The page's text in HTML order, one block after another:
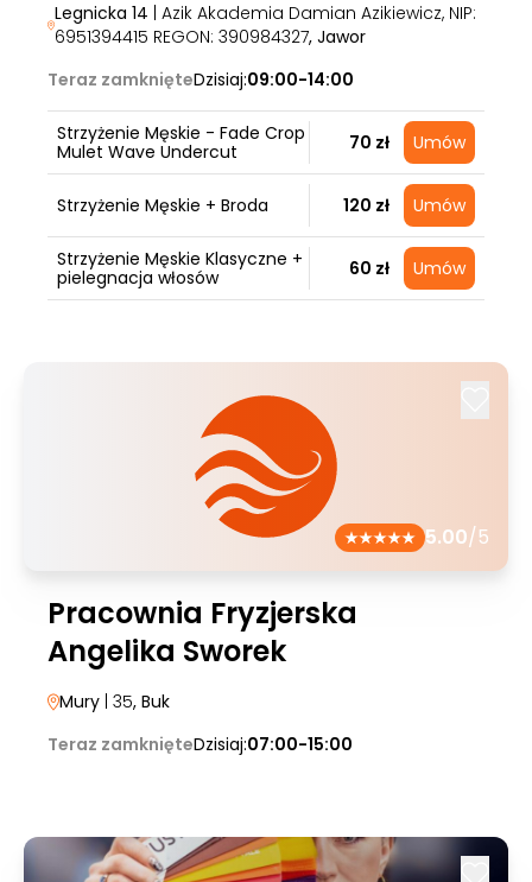
Legnicka 14 | Azik Akademia Damian Azikiewicz, NIP:
6951394415 REGON: 390984327, Jawor
Teraz zamknięteDzisiaj:09:00-14:00
Strzyżenie Męskie - Fade Crop
Mulet Wave Undercut
70 zł Umów
Strzyżenie Męskie + Broda 120 zł Umów
Strzyżenie Męskie Klasyczne +
pielegnacja włosów
60 zł Umów
5.00/5
Pracownia Fryzjerska
Angelika Sworek
Mury | 35, Buk
Teraz zamknięteDzisiaj:07:00-15:00